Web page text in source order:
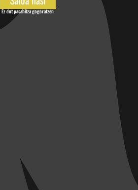
Ez dut pasahitza gogoratzen